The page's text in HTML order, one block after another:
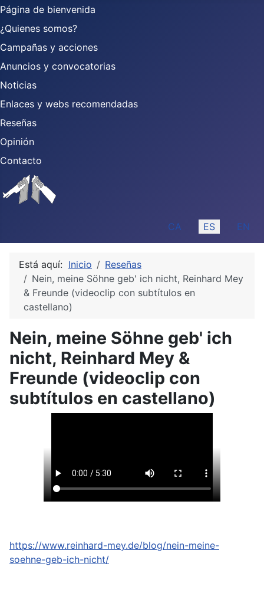
Página de bienvenida
¿Quienes somos?
Campañas y acciones
Anuncios y convocatorias
Noticias
Enlaces y webs recomendadas
Reseñas
Opinión
Contacto
Seleccione su idioma
CA ES EN
Está aquí: Inicio
Reseñas
Nein, meine Söhne geb' ich nicht, Reinhard Mey
& Freunde (videoclip con subtítulos en
castellano)
Nein, meine Söhne geb' ich
nicht, Reinhard Mey &
Freunde (videoclip con
subtítulos en castellano)
https://www.reinhard-mey.de/blog/nein-meine-
soehne-geb-ich-nicht/